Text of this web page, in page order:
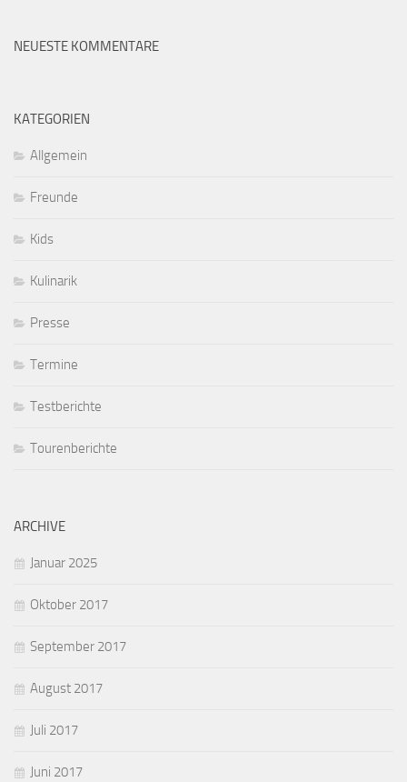
NEUESTE KOMMENTARE
KATEGORIEN
Allgemein
Freunde
Kids
Kulinarik
Presse
Termine
Testberichte
Tourenberichte
ARCHIVE
Januar 2025
Oktober 2017
September 2017
August 2017
Juli 2017
Juni 2017